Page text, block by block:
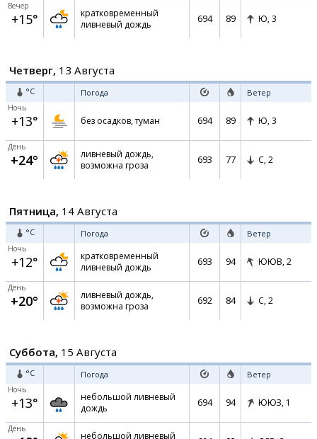
Вечер
+15°
кратковременный
ливневый дождь
694 89 Ю, 3
Четверг, 13 Августа
°C Погода Ветер
Ночь
+13° без осадков, туман 694 89 Ю, 3
День
+24°
ливневый дождь,
возможна гроза
693 77 С, 2
Пятница, 14 Августа
°C Погода Ветер
Ночь
+12°
кратковременный
ливневый дождь
693 94 ЮЮВ, 2
День
+20°
ливневый дождь,
возможна гроза
692 84 С, 2
Суббота, 15 Августа
°C Погода Ветер
Ночь
+13°
небольшой ливневый
дождь
694 94 ЮЮЗ, 1
День
небольшой ливневый